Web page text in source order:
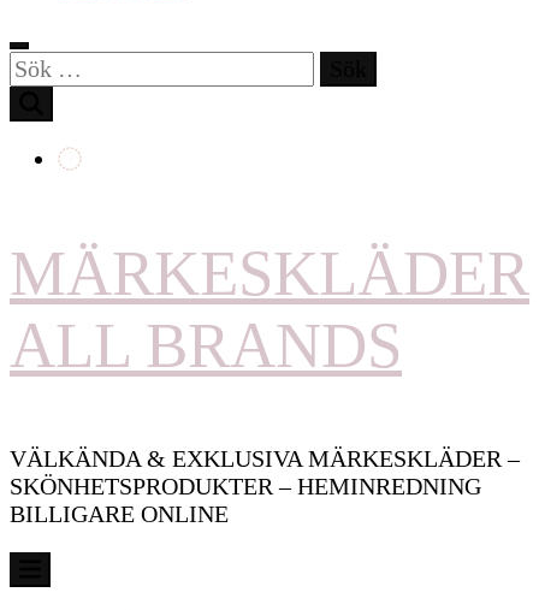
Sök
efter:
MÄRKESKLÄDER
ALL BRANDS
VÄLKÄNDA & EXKLUSIVA MÄRKESKLÄDER –
SKÖNHETSPRODUKTER – HEMINREDNING
BILLIGARE ONLINE